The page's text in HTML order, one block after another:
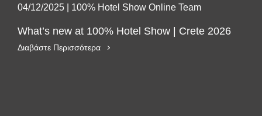
04/12/2025 100% Hotel Show Online Team
What’s new at 100% Hotel Show | Crete 2026
Διαβάστε Περισσότερα